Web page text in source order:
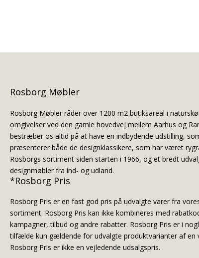
Rosborg Møbler
Rosborg Møbler råder over 1200 m2 butiksareal i
omgivelser ved den gamle hovedvej mellem Aarhus og
bestræber os altid på at have en indbydende udstilling,
præsenterer både de designklassikere, som har været
Rosborgs sortiment siden starten i 1966, og et bredt
designmøbler fra ind- og udland.
*Rosborg Pris
Rosborg Pris er en fast god pris på udvalgte varer fra
sortiment. Rosborg Pris kan ikke kombineres med
kampagner, tilbud og andre rabatter. Rosborg Pris er i
tilfælde kun gældende for udvalgte produktvarianter af en
Rosborg Pris er ikke en vejledende udsalgspris.